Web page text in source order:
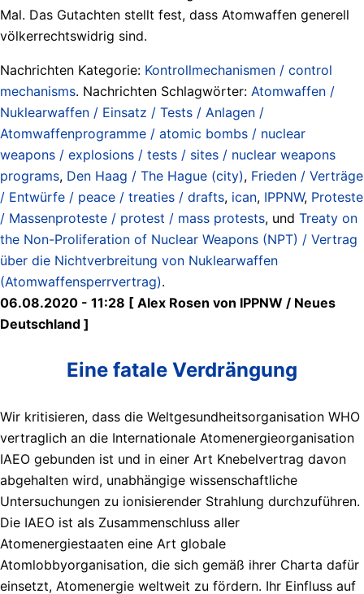
Mal. Das Gutachten stellt fest, dass Atomwaffen generell
völkerrechtswidrig sind.
Nachrichten Kategorie: Kontrollmechanismen / control
mechanisms. Nachrichten Schlagwörter: Atomwaffen /
Nuklearwaffen / Einsatz / Tests / Anlagen /
Atomwaffenprogramme / atomic bombs / nuclear
weapons / explosions / tests / sites / nuclear weapons
programs, Den Haag / The Hague (city), Frieden / Verträge
/ Entwürfe / peace / treaties / drafts, ican, IPPNW, Proteste
/ Massenproteste / protest / mass protests, und Treaty on
the Non-Proliferation of Nuclear Weapons (NPT) / Vertrag
über die Nichtverbreitung von Nuklearwaffen
(Atomwaffensperrvertrag).
06.08.2020 - 11:28 [ Alex Rosen von IPPNW / Neues
Deutschland ]
Eine fatale Verdrängung
Wir kritisieren, dass die Weltgesundheitsorganisation WHO
vertraglich an die Internationale Atomenergieorganisation
IAEO gebunden ist und in einer Art Knebelvertrag davon
abgehalten wird, unabhängige wissenschaftliche
Untersuchungen zu ionisierender Strahlung durchzuführen.
Die IAEO ist als Zusammenschluss aller
Atomenergiestaaten eine Art globale
Atomlobbyorganisation, die sich gemäß ihrer Charta dafür
einsetzt, Atomenergie weltweit zu fördern. Ihr Einfluss auf